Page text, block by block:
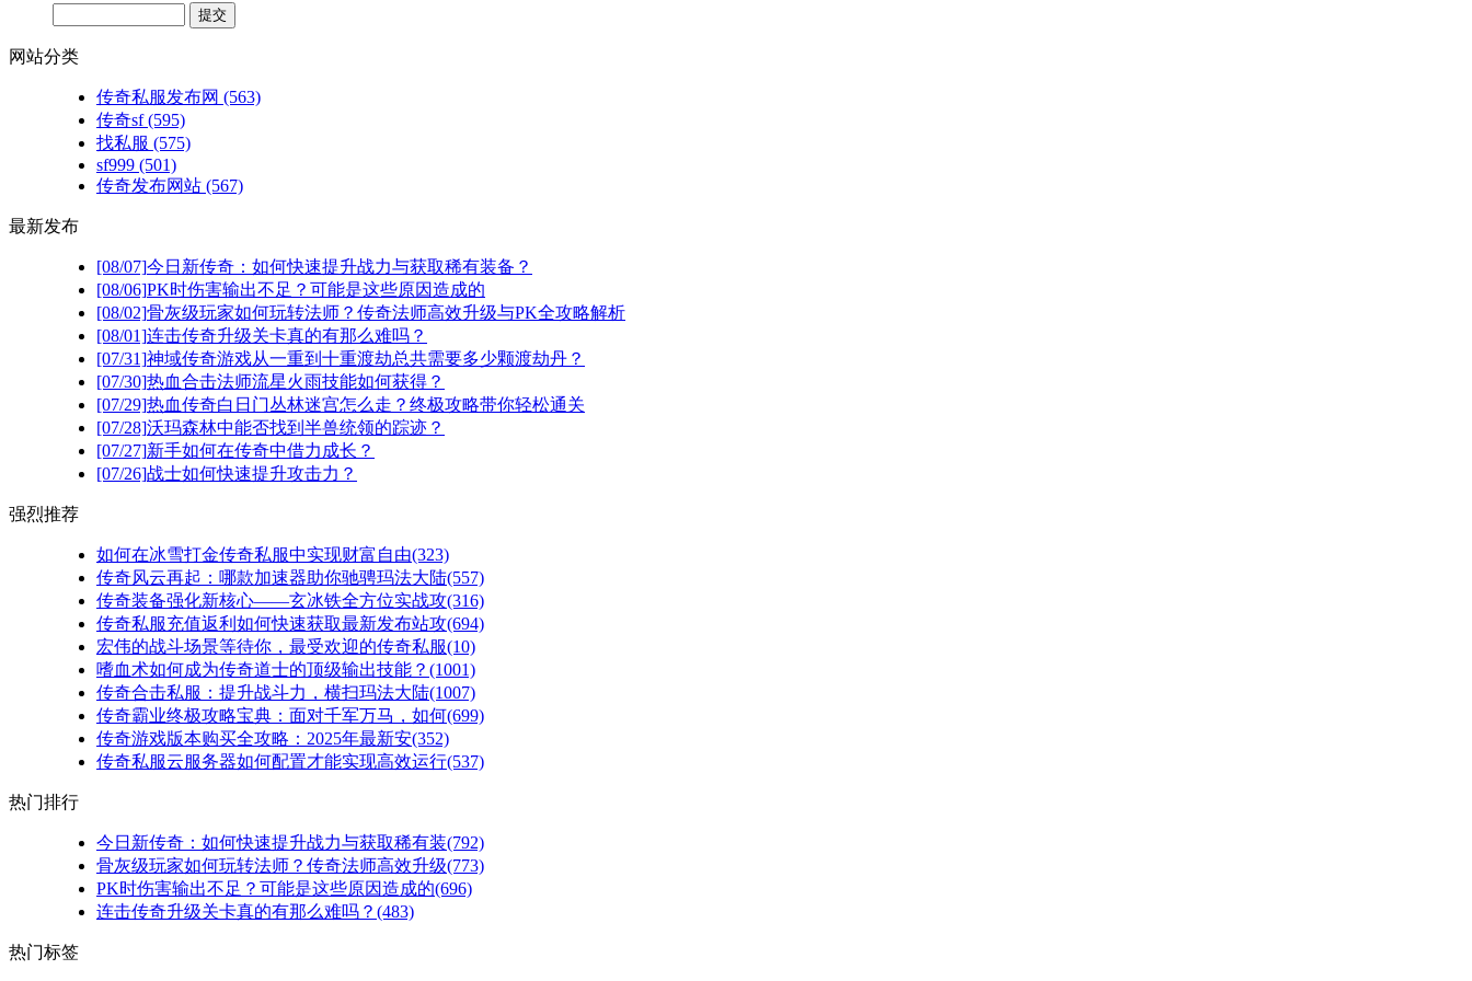
网站分类
传奇私服发布网 (563)
传奇sf(595)
找私服 (575)
sf999 (501)
传奇发布网站 (567)
最新发布
[08/07]今日新传奇：如何快速提升战力与获取稀有装备？
[08/06]PK时伤害输出不足？可能是这些原因造成的
[08/02]骨灰级玩家如何玩转法师？传奇法师高效升级与PK全攻略解析
[08/01]连击传奇升级关卡真的有那么难吗？
[07/31]神域传奇游戏从一重到十重渡劫总共需要多少颗渡劫丹？
[07/30]热血合击法师流星火雨技能如何获得？
[07/29]热血传奇白日门丛林迷宫怎么走？终极攻略带你轻松通关
[07/28]沃玛森林中能否找到半兽统领的踪迹？
[07/27]新手如何在传奇中借力成长？
[07/26]战士如何快速提升攻击力？
强烈推荐
如何在冰雪打金传奇私服中实现财富自由(323)
传奇风云再起：哪款加速器助你驰骋玛法大陆(557)
传奇装备强化新核心——玄冰铁全方位实战攻(316)
传奇私服充值返利如何快速获取最新发布站攻(694)
宏伟的战斗场景等待你，最受欢迎的传奇私服(10)
嗜血术如何成为传奇道士的顶级输出技能？(1001)
传奇合击私服：提升战斗力，横扫玛法大陆(1007)
传奇霸业终极攻略宝典：面对千军万马，如何(699)
传奇游戏版本购买全攻略：2025年最新安(352)
传奇私服云服务器如何配置才能实现高效运行(537)
热门排行
今日新传奇：如何快速提升战力与获取稀有装(792)
骨灰级玩家如何玩转法师？传奇法师高效升级(773)
PK时伤害输出不足？可能是这些原因造成的(696)
连击传奇升级关卡真的有那么难吗？(483)
热门标签